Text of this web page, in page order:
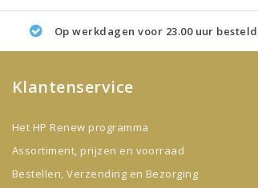
Op werkdagen voor 23.00 uur
Klantenservice
Het HP Renew programma
Assortiment, prijzen en voorraad
Bestellen, Verzending en Bezorging